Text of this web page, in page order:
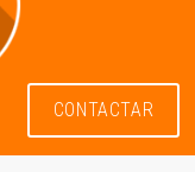
CONTACTAR